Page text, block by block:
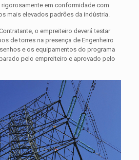
em conformidade com
mais elevados padrões da indústria.
o empreiteiro deverá testar
de torres na presença de Engenheiro
e os equipamentos do programa
pelo empreiteiro e aprovado pelo